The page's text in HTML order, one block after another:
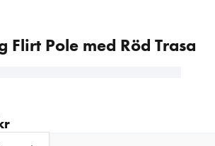
Flirt Pole med Röd Trasa